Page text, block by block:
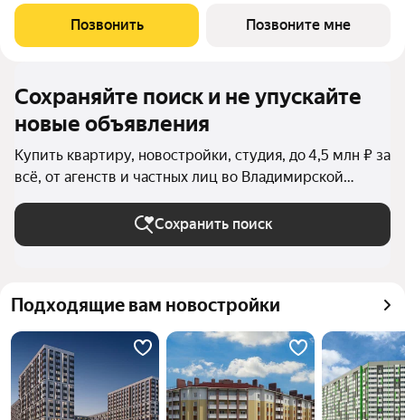
класса "Комфорт+" сочетает современные технологии,
продуманную инфраструктуру и уютную
Позвонить Позвоните мне
Сохраняйте поиск и не упускайте
новые объявления
Купить квартиру, новостройки, студия, до 4,5 млн ₽ за
всё, от агенств и частных лиц во Владимирской
области
Сохранить поиск
Подходящие вам новостройки